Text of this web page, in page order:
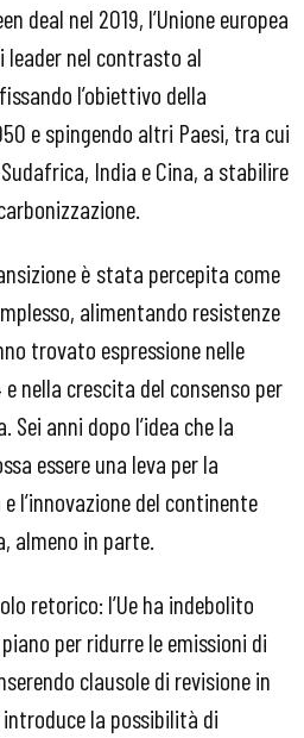
deal nel 2019, l’Unione europea
leader nel contrasto al
l’obiettivo della
e spingendo altri Paesi, tra cui
India e Cina, a stabilire
è stata percepita come
alimentando resistenze
trovato espressione nelle
nella crescita del consenso per
anni dopo l’idea che la
essere una leva per la
l’innovazione del continente
almeno in parte.
retorico: l’Ue ha indebolito
per ridurre le emissioni di
clausole di revisione in
la possibilità di